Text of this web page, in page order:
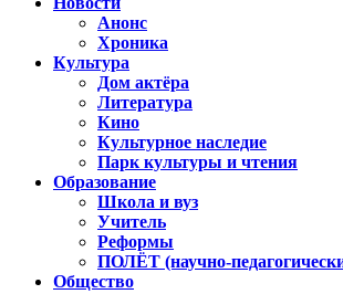
Анонс
Хроника
Культура
Дом актёра
Литература
Кино
Культурное наследие
Парк культуры и чтения
Образование
Школа и вуз
Учитель
Реформы
ПОЛЁТ (научно-
Общество